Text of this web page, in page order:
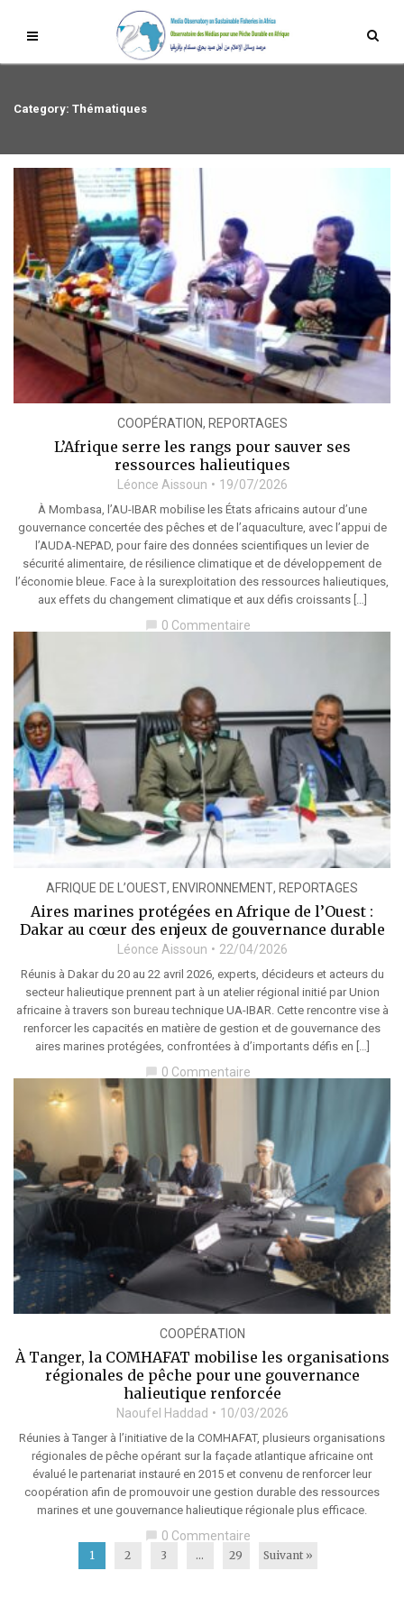
Category: Thématiques
COOPÉRATION, REPORTAGES
L’Afrique serre les rangs pour sauver ses
ressources halieutiques
Léonce Aissoun 19/07/2026
À Mombasa, l’AU-IBAR mobilise les États africains autour d’une
gouvernance concertée des pêches et de l’aquaculture, avec l’appui de
l’AUDA-NEPAD, pour faire des données scientifiques un levier de
sécurité alimentaire, de résilience climatique et de développement de
l’économie bleue. Face à la surexploitation des ressources halieutiques,
aux effets du changement climatique et aux défis croissants […]
chat_bubble 0 Commentaire
AFRIQUE DE L’OUEST, ENVIRONNEMENT, REPORTAGES
Aires marines protégées en Afrique de l’Ouest :
Dakar au cœur des enjeux de gouvernance durable
Léonce Aissoun 22/04/2026
Réunis à Dakar du 20 au 22 avril 2026, experts, décideurs et acteurs du
secteur halieutique prennent part à un atelier régional initié par Union
africaine à travers son bureau technique UA-IBAR. Cette rencontre vise à
renforcer les capacités en matière de gestion et de gouvernance des
aires marines protégées, confrontées à d’importants défis en […]
0 Commentaire
COOPÉRATION
À Tanger, la COMHAFAT mobilise les organisations
régionales de pêche pour une gouvernance
halieutique renforcée
Naoufel Haddad 10/03/2026
Réunies à Tanger à l’initiative de la COMHAFAT, plusieurs organisations
régionales de pêche opérant sur la façade atlantique africaine ont
évalué le partenariat instauré en 2015 et convenu de renforcer leur
coopération afin de promouvoir une gestion durable des ressources
marines et une gouvernance halieutique régionale plus efficace.
0 Commentaire
1 2 3 … 29 Suivant »